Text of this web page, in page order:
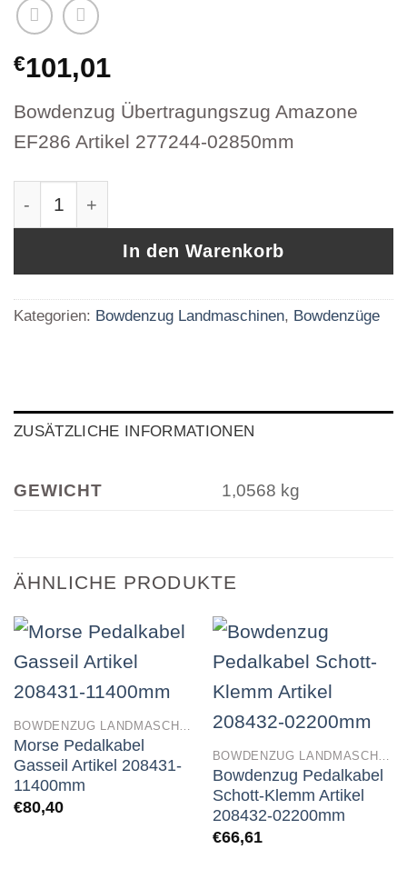
€101,01
Bowdenzug Übertragungszug Amazone
EF286 Artikel 277244-02850mm
In den Warenkorb
Kategorien: Bowdenzug Landmaschinen, Bowdenzüge
ZUSÄTZLICHE INFORMATIONEN
GEWICHT 1,0568 kg
ÄHNLICHE PRODUKTE
Morse Pedalkabel
Gasseil Artikel 208431-
11400mm
€80,40
Bowdenzug Pedalkabel
Schott-Klemm Artikel
208432-02200mm
€66,61